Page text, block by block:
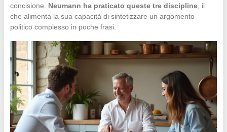
concisione. Neumann ha praticato queste tre discipline, il
che alimenta la sua capacità di sintetizzare un argomento
politico complesso in poche frasi.